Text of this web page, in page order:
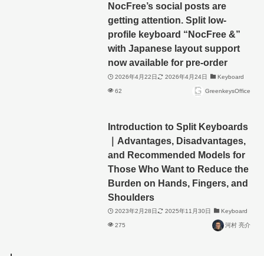
NocFree’s social posts are
getting attention. Split low-
profile keyboard “NocFree &”
with Japanese layout support
now available for pre-order
2026年4月22日 2026年4月24日 Keyboard
62 GreenkeysOffice
Introduction to Split Keyboards
｜Advantages, Disadvantages,
and Recommended Models for
Those Who Want to Reduce the
Burden on Hands, Fingers, and
Shoulders
2023年2月28日 2025年11月30日 Keyboard
275 河村 亮介